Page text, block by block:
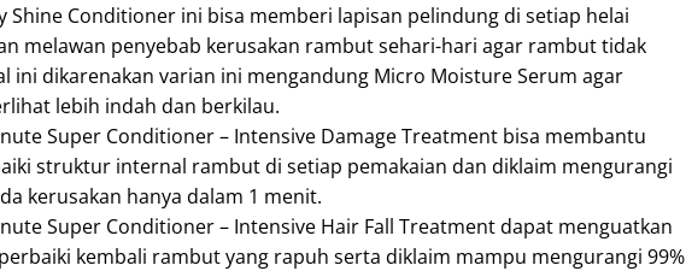
Shine Conditioner ini bisa memberi lapisan pelindung di setiap helai
melawan penyebab kerusakan rambut sehari-hari agar rambut tidak
ini dikarenakan varian ini mengandung Micro Moisture Serum agar
lebih indah dan berkilau.
Super Conditioner – Intensive Damage Treatment bisa membantu
struktur internal rambut di setiap pemakaian dan diklaim mengurangi
kerusakan hanya dalam 1 menit.
Super Conditioner – Intensive Hair Fall Treatment dapat menguatkan
kembali rambut yang rapuh serta diklaim mampu mengurangi 99%